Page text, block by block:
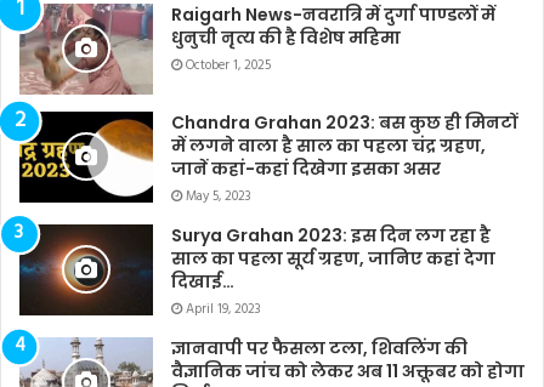
Raigarh News-नवरात्रि में दुर्गा पाण्डलों में
धुनुची नृत्य की है विशेष महिमा
October 1, 2025
Chandra Grahan 2023: बस कुछ ही मिनटों
में लगने वाला है साल का पहला चंद्र ग्रहण,
जानें कहां-कहां दिखेगा इसका असर
May 5, 2023
Surya Grahan 2023: इस दिन लग रहा है
साल का पहला सूर्य ग्रहण, जानिए कहां देगा
दिखाई…
April 19, 2023
ज्ञानवापी पर फैसला टला, शिवलिंग की
वैज्ञानिक जांच को लेकर अब 11 अक्तूबर को होगा